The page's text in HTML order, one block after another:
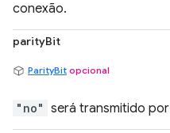
conexão.
parityBit
ParityBit opcional
"no" será transmitido